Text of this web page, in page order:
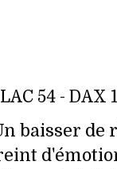
54 - DAX
baisser de